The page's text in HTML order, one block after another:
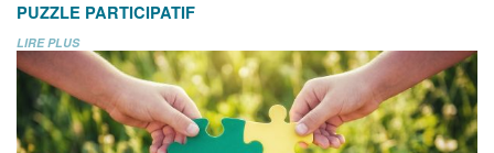
PUZZLE PARTICIPATIF
LIRE PLUS